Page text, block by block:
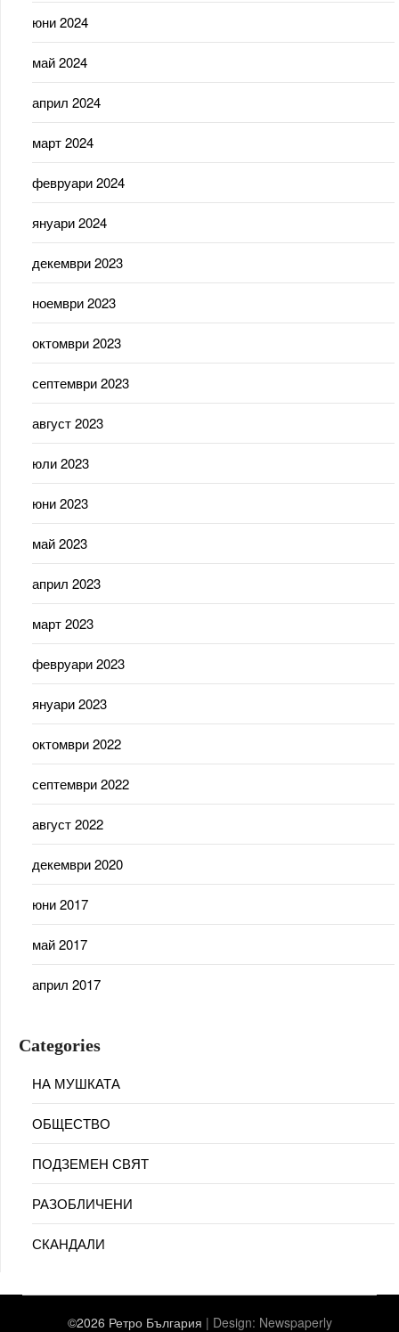
юни 2024
май 2024
април 2024
март 2024
февруари 2024
януари 2024
декември 2023
ноември 2023
октомври 2023
септември 2023
август 2023
юли 2023
юни 2023
май 2023
април 2023
март 2023
февруари 2023
януари 2023
октомври 2022
септември 2022
август 2022
декември 2020
юни 2017
май 2017
април 2017
Categories
НА МУШКАТА
ОБЩЕСТВО
ПОДЗЕМЕН СВЯТ
РАЗОБЛИЧЕНИ
СКАНДАЛИ
©2026 Ретро България | Design: Newspaperly